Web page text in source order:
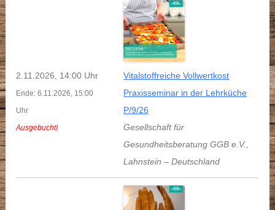
2.11.2026, 14:00 Uhr
Ende: 6.11.2026, 15:00
Uhr
Ausgebucht!
Vitalstoffreiche Vollwertkost
Praxisseminar in der Lehrküche
P/9/26
Gesellschaft für
Gesundheitsberatung GGB e.V.,
Lahnstein –Deutschland